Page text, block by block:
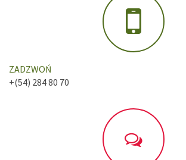
ZADZWOŃ
+(54) 284 80 70